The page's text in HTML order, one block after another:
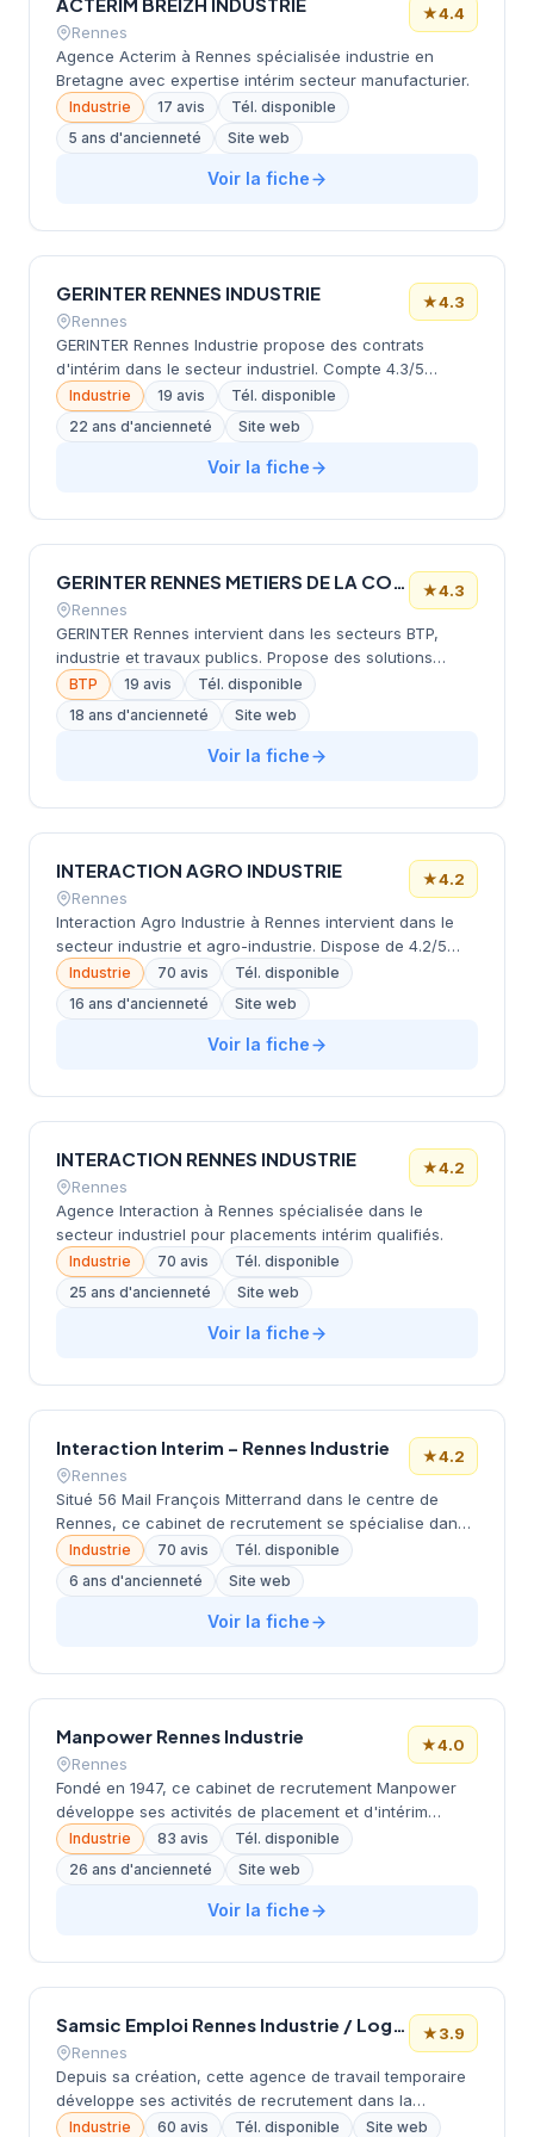
Rennes
★4.4
Agence Acterim à Rennes spécialisée industrie en
Bretagne avec expertise intérim secteur manufacturier.
Industrie 17 avis
Tél. disponible
5 ans d'ancienneté
Site web
Voir la fiche
GERINTER RENNES INDUSTRIE
Rennes
★4.3
GERINTER Rennes Industrie propose des contrats
d'intérim dans le secteur industriel. Compte 4.3/5
d'évaluation client avec plusieurs avis positifs.
Industrie 19 avis
Tél. disponible
22 ans d'ancienneté
Site web
Voir la fiche
GERINTER RENNES METIERS DE LA CONSTRUCTION ET DE L’INDUSTRIE DU BATIMENT ET DES TRAVAUX PUBLICS
Rennes
★4.3
GERINTER Rennes intervient dans les secteurs BTP,
industrie et travaux publics. Propose des solutions
d'intérim pour métiers spécialisés.
BTP 19 avis
Tél. disponible
18 ans d'ancienneté
Site web
Voir la fiche
INTERACTION AGRO INDUSTRIE
Rennes
★4.2
Interaction Agro Industrie à Rennes intervient dans le
secteur industrie et agro-industrie. Dispose de 4.2/5
d'évaluation.
Industrie 70 avis
Tél. disponible
16 ans d'ancienneté
Site web
Voir la fiche
INTERACTION RENNES INDUSTRIE
Rennes
★4.2
Agence Interaction à Rennes spécialisée dans le
secteur industriel pour placements intérim qualifiés.
Industrie 70 avis
Tél. disponible
25 ans d'ancienneté
Site web
Voir la fiche
Interaction Interim – Rennes Industrie
Rennes
★4.2
Situé 56 Mail François Mitterrand dans le centre de
Rennes, ce cabinet de recrutement se spécialise dans
le secteur industriel et l'intérim. La structure
accompagne les entreprises bretonnes dans leurs
recrutements temporaires et permanents, avec un
focus particulier sur les métiers techniques et de
la région rennaise.
Industrie 70 avis
Tél. disponible
6 ans d'ancienneté
Site web
Voir la fiche
Manpower Rennes Industrie
Rennes
★4.0
Fondé en 1947, ce cabinet de recrutement Manpower
développe ses activités de placement et d'intérim
depuis son implantation avenue Henri Fréville à Rennes.
La structure, dirigée par M. Derigny, s'est spécialisée
dans le secteur industriel et accompagne les
entreprises bretonnes dans leurs besoins en personnel
Industrie 83 avis
Tél. disponible
26 ans d'ancienneté
Site web
Voir la fiche
Samsic Emploi Rennes Industrie / Logistique / Transport
Rennes
★3.9
Depuis sa création, cette agence de travail temporaire
développe ses activités de recrutement dans la
métropole rennaise. Installée avenue Henri Fréville, elle
Industrie 60 avis Tél. disponible Site web